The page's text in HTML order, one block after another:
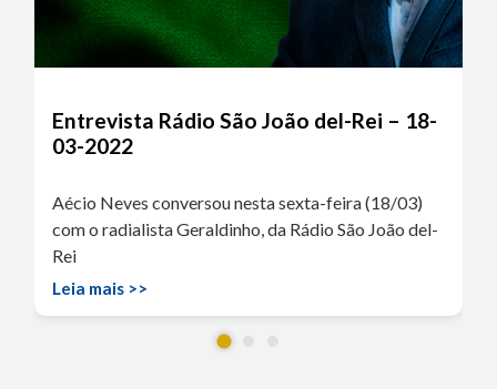
Entrevista Rádio São João del-Rei – 18-
03-2022
Aécio Neves conversou nesta sexta-feira (18/03)
com o radialista Geraldinho, da Rádio São João del-
Rei
Leia mais >>